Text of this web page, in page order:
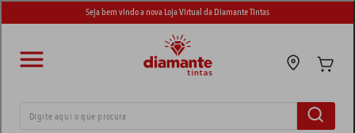
Seja bem vindo a nova Loja Virtual da Diamante Tintas